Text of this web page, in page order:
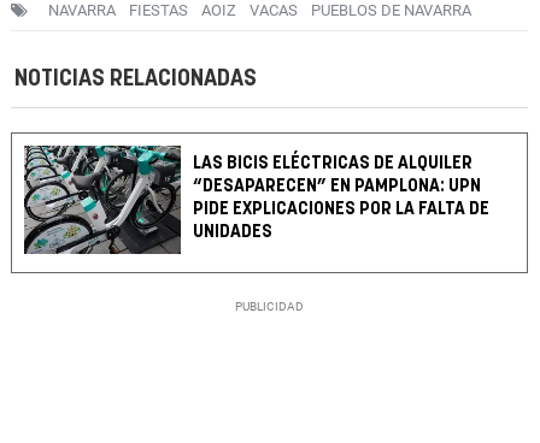
NAVARRA FIESTAS AOIZ VACAS PUEBLOS DE NAVARRA
NOTICIAS RELACIONADAS
LAS BICIS ELÉCTRICAS DE ALQUILER
“DESAPARECEN” EN PAMPLONA: UPN
PIDE EXPLICACIONES POR LA FALTA DE
UNIDADES